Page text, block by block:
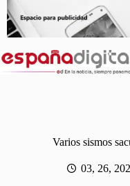
contenido
Varios sismos
03, 26,